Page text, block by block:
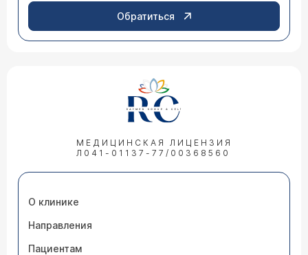
Обратиться
МЕДИЦИНСКАЯ ЛИЦЕНЗИЯ
Л041-01137-77/00368560
О клинике
Направления
Пациентам